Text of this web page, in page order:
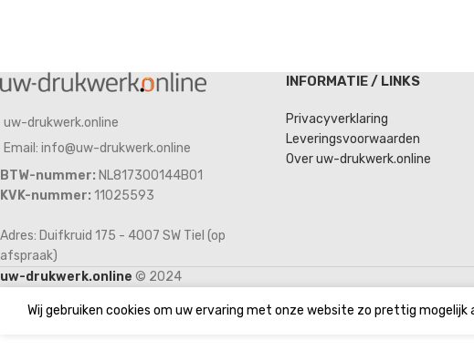
uw-drukwerk.online
Email: info@uw-drukwerk.online
BTW-nummer: NL817300144B01
KVK-nummer: 11025593
Adres: Duifkruid 175 - 4007 SW Tiel (op
afspraak)
INFORMATIE / LINKS
Privacyverklaring
Leveringsvoorwaarden
Over uw-drukwerk.online
uw-drukwerk.online © 2024
Wij gebruiken cookies om uw ervaring met onze website zo prettig